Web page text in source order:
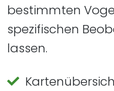
bestimmten
spezifischen
lassen.